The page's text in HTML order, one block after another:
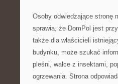
Osoby odwiedzające stronę
sprawia, że DomPol jest
także dla właścicieli
budynku, może szukać
pleśni, walce z insektami,
ogrzewania. Strona